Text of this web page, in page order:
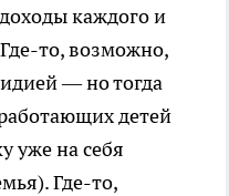
каждого и
то, возможно,
— но тогда
детей
уже на себя
Где-то,